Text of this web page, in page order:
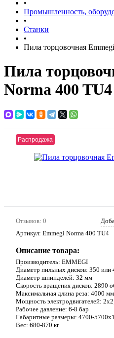
•
Промышленность,
•
Станки
•
Пила торцовочная
Пила
Norma 400 TU4
Распродажа
Отзывов: 0
Артикул: Emmegi Norma 400 TU4
Описание товара:
Производитель: EMMEGI
Диаметр пильных дисков: 350 или
Диаметр шпинделей: 32 мм
Скорость вращения дисков: 2890
Максимальная длина реза: 4000 мм
Мощность электродвигателей:
Рабочее давление: 6-8 бар
Габаритные размеры: 4700-
Вес: 680-870 кг